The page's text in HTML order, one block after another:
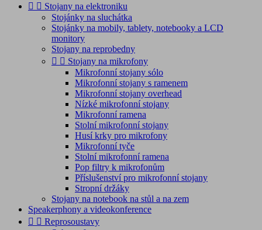
  Stojany na elektroniku
Stojánky na sluchátka
Stojánky na mobily, tablety, notebooky a LCD
monitory
Stojany na reprobedny
  Stojany na mikrofony
Mikrofonní stojany sólo
Mikrofonní stojany s ramenem
Mikrofonní stojany overhead
Nízké mikrofonní stojany
Mikrofonní ramena
Stolní mikrofonní stojany
Husí krky pro mikrofony
Mikrofonní tyče
Stolní mikrofonní ramena
Pop filtry k mikrofonům
Příslušenství pro mikrofonní stojany
Stropní držáky
Stojany na notebook na stůl a na zem
Speakerphony a videokonference
  Reprosoustavy